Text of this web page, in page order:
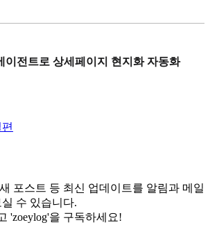
이전트로 상세페이지 현지화 자동화
포스트 등 최신 업데이트를 알림과 메일
수 있습니다.
'zoeylog'을 구독하세요!